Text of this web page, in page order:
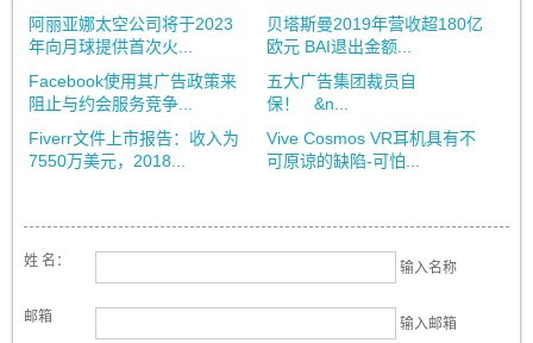
阿丽亚娜太空公司将于2023
年向月球提供首次火...
贝塔斯曼2019年营收超180亿
欧元 BAI退出金额...
Facebook使用其广告政策来
阻止与约会服务竞争...
五大广告集团裁员自
保！ &n...
Fiverr文件上市报告：收入为
7550万美元，2018...
Vive Cosmos VR耳机具有不
可原谅的缺陷-可怕...
姓 名： 输入名称
邮箱 输入邮箱